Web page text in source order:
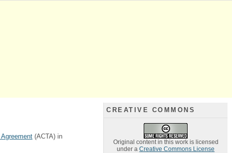
(ACTA) in
CREATIVE COMMONS
Original content in this work is licensed
under aCreative Commons License